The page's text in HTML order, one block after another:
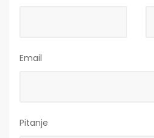
Email
Pitanje